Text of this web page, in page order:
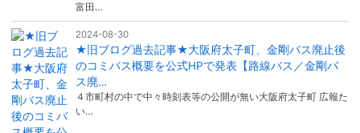
富田…
2024-08-30
★旧ブログ過去記事★大阪府太子町、金剛バス廃止後
のコミバス概要を公式HPで発表【路線バス／金剛バ
ス廃…
４市町村の中で中々時刻表等の公開が無い大阪府太子町 広報た
い…